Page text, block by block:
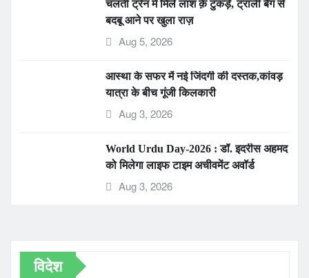
Aug 5, 2026
आस्था के सफर में नई जिंदगी की दस्तक,कांवड़
Aug 3, 2026
World Urdu Day-2026 : डॉ. इदरीस अहमद
Aug 3, 2026